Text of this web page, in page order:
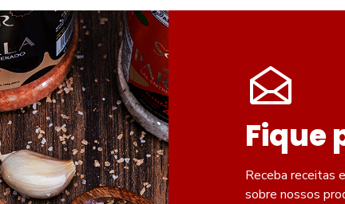
Fique
Receba receitas
sobre nossos